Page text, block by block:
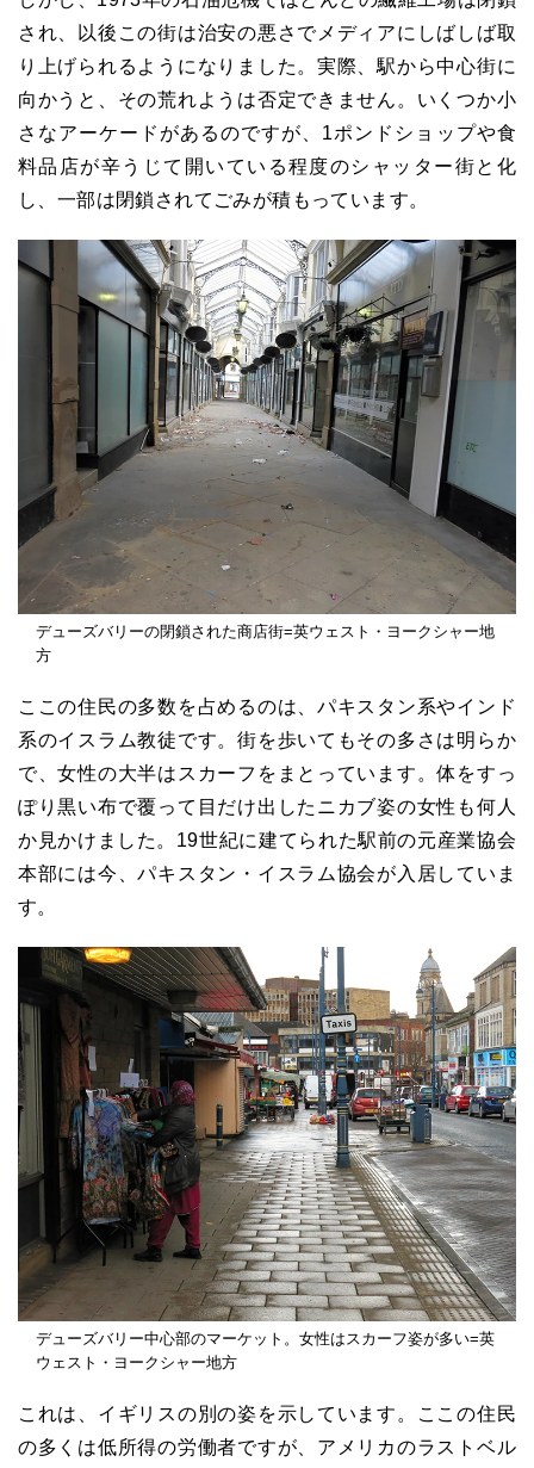
され、以後この街は治安の悪さでメディアにしばしば取
り上げられるようになりました。実際、駅から中心街に
向かうと、その荒れようは否定できません。いくつか小
さなアーケードがあるのですが、1ポンドショップや食
料品店が辛うじて開いている程度のシャッター街と化
し、一部は閉鎖されてごみが積もっています。
デューズバリーの閉鎖された商店街=英ウェスト・ヨークシャー地
方
ここの住民の多数を占めるのは、パキスタン系やインド
系のイスラム教徒です。街を歩いてもその多さは明らか
で、女性の大半はスカーフをまとっています。体をすっ
ぽり黒い布で覆って目だけ出したニカブ姿の女性も何人
か見かけました。19世紀に建てられた駅前の元産業協会
本部には今、パキスタン・イスラム協会が入居していま
す。
デューズバリー中心部のマーケット。女性はスカーフ姿が多い=英
ウェスト・ヨークシャー地方
これは、イギリスの別の姿を示しています。ここの住民
の多くは低所得の労働者ですが、アメリカのラストベル